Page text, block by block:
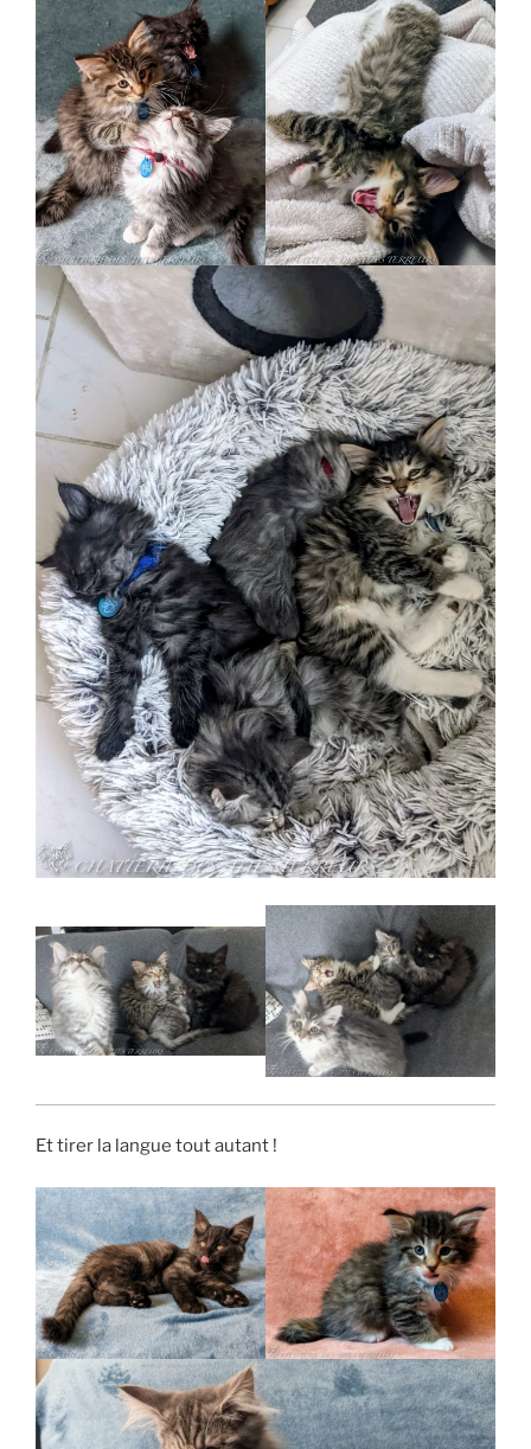
Et tirer la langue tout autant !